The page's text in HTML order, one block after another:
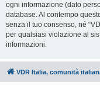
ogni informazione (dato
database. Al contempo
senza il tuo consenso, né
per qualsiasi violazione al
informazioni.
VDR Italia, comunità